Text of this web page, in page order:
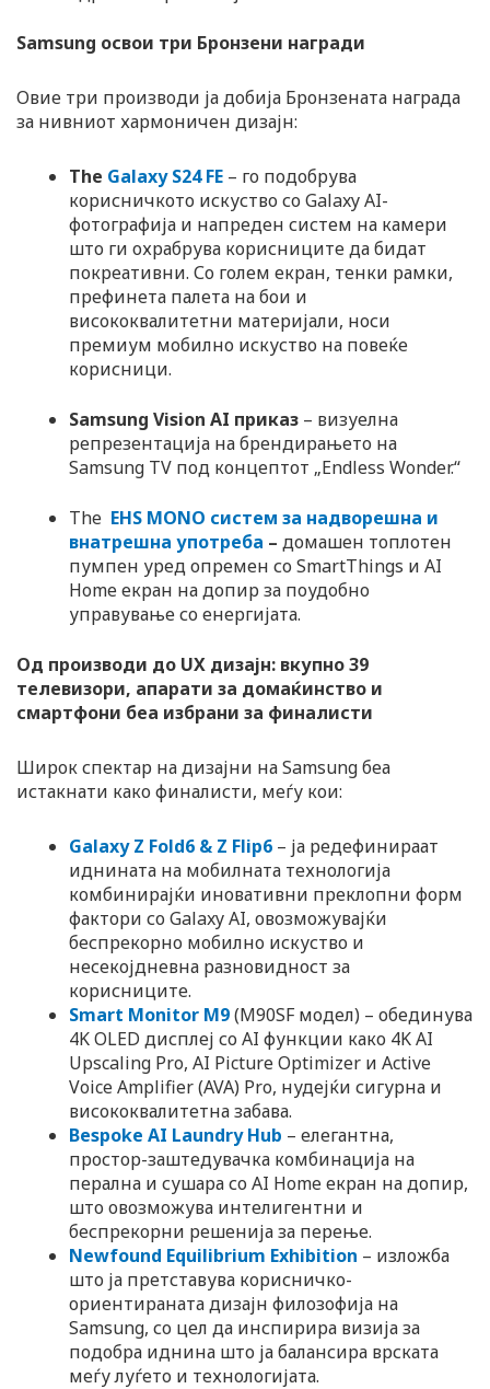
Samsung освои три Бронзени награди
Овие три производи ја добија Бронзената награда
за нивниот хармоничен дизајн:
The Galaxy S24 FE – го подобрува
корисничкото искуство со Galaxy AI-
фотографија и напреден систем на камери
што ги охрабрува корисниците да бидат
покреативни. Со голем екран, тенки рамки,
префинета палета на бои и
висококвалитетни материјали, носи
премиум мобилно искуство на повеќе
корисници.
Samsung Vision AI приказ – визуелна
репрезентација на брендирањето на
Samsung TV под концептот „Endless Wonder.“
The EHS MONO систем за надворешна и
внатрешна употреба – домашен топлотен
пумпен уред опремен со SmartThings и AI
Home екран на допир за поудобно
управување со енергијата.
Од производи до UX дизајн: вкупно 39
телевизори, апарати за домаќинство и
смартфони беа избрани за финалисти
Широк спектар на дизајни на Samsung беа
истакнати како финалисти, меѓу кои:
Galaxy Z Fold6 & Z Flip6 – ја редефинираат
иднината на мобилната технологија
комбинирајќи иновативни преклопни форм
фактори со Galaxy AI, овозможувајќи
беспрекорно мобилно искуство и
несекојдневна разновидност за
корисниците.
Smart Monitor M9(M90SF модел) – обединува
4K OLED дисплеј со AI функции како 4K AI
Upscaling Pro, AI Picture Optimizer и Active
Voice Amplifier (AVA) Pro, нудејќи сигурна и
висококвалитетна забава.
Bespoke AI Laundry Hub – елегантна,
простор-заштедувачка комбинација на
перална и сушара со AI Home екран на допир,
што овозможува интелигентни и
беспрекорни решенија за перење.
Newfound Equilibrium Exhibition – изложба
што ја претставува корисничко-
ориентираната дизајн филозофија на
Samsung, со цел да инспирира визија за
подобра иднина што ја балансира врската
меѓу луѓето и технологијата.